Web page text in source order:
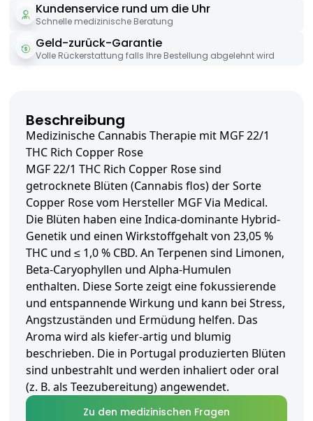
Kundenservice rund um die Uhr
Schnelle medizinische Beratung
Geld-zurück-Garantie
Volle Rückerstattung falls Ihre Bestellung abgelehnt wird
Beschreibung
Medizinische Cannabis Therapie mit MGF 22/1
THC Rich Copper Rose
MGF 22/1 THC Rich Copper Rose sind
getrocknete Blüten (Cannabis flos) der Sorte
Copper Rose vom Hersteller MGF Via Medical.
Die Blüten haben eine Indica-dominante Hybrid-
Genetik und einen Wirkstoffgehalt von 23,05 %
THC und ≤ 1,0 % CBD. An Terpenen sind Limonen,
Beta-Caryophyllen und Alpha-Humulen
enthalten. Diese Sorte zeigt eine fokussierende
und entspannende Wirkung und kann bei Stress,
Angstzuständen und Ermüdung helfen. Das
Aroma wird als kiefer-artig und blumig
beschrieben. Die in Portugal produzierten Blüten
sind unbestrahlt und werden inhaliert oder oral
(z. B. als Teezubereitung) angewendet.
Zu den medizinischen Fragen